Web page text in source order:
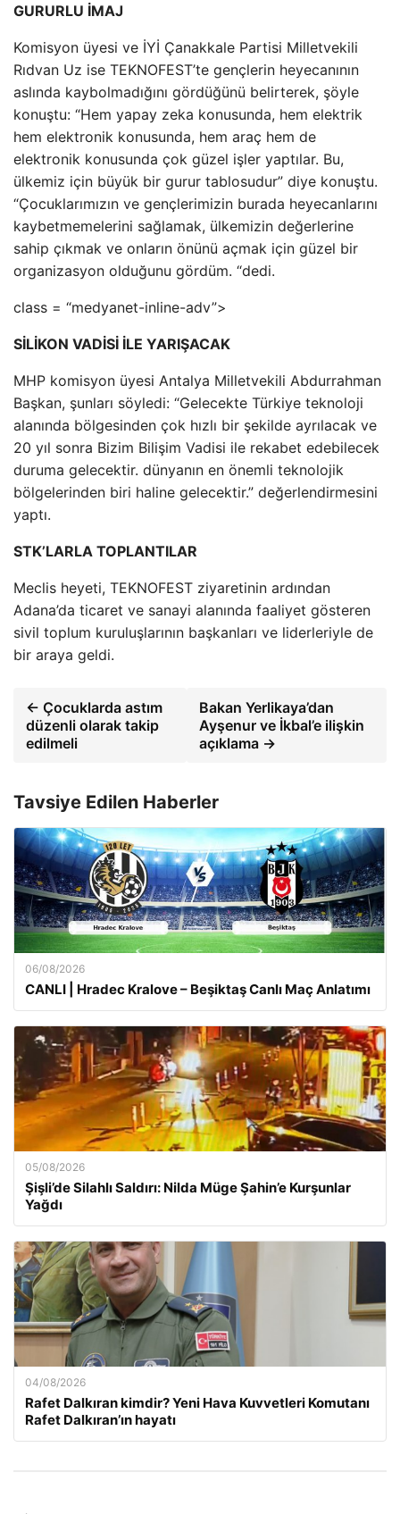
GURURLU İMAJ
Komisyon üyesi ve İYİ Çanakkale Partisi Milletvekili
Rıdvan Uz ise TEKNOFEST’te gençlerin heyecanının
aslında kaybolmadığını gördüğünü belirterek, şöyle
konuştu: “Hem yapay zeka konusunda, hem elektrik
hem elektronik konusunda, hem araç hem de
elektronik konusunda çok güzel işler yaptılar. Bu,
ülkemiz için büyük bir gurur tablosudur” diye konuştu.
“Çocuklarımızın ve gençlerimizin burada heyecanlarını
kaybetmemelerini sağlamak, ülkemizin değerlerine
sahip çıkmak ve onların önünü açmak için güzel bir
organizasyon olduğunu gördüm. “dedi.
class = “medyanet-inline-adv”>
SİLİKON VADİSİ İLE YARIŞACAK
MHP komisyon üyesi Antalya Milletvekili Abdurrahman
Başkan, şunları söyledi: “Gelecekte Türkiye teknoloji
alanında bölgesinden çok hızlı bir şekilde ayrılacak ve
20 yıl sonra Bizim Bilişim Vadisi ile rekabet edebilecek
duruma gelecektir. dünyanın en önemli teknolojik
bölgelerinden biri haline gelecektir.” değerlendirmesini
yaptı.
STK’LARLA TOPLANTILAR
Meclis heyeti, TEKNOFEST ziyaretinin ardından
Adana’da ticaret ve sanayi alanında faaliyet gösteren
sivil toplum kuruluşlarının başkanları ve liderleriyle de
bir araya geldi.
← Çocuklarda astım
düzenli olarak takip
edilmeli
Bakan Yerlikaya’dan
Ayşenur ve İkbal’e ilişkin
açıklama →
Tavsiye Edilen Haberler
06/08/2026
CANLI | Hradec Kralove – Beşiktaş Canlı Maç Anlatımı
05/08/2026
Şişli’de Silahlı Saldırı: Nilda Müge Şahin’e Kurşunlar
Yağdı
04/08/2026
Rafet Dalkıran kimdir? Yeni Hava Kuvvetleri Komutanı
Rafet Dalkıran’ın hayatı